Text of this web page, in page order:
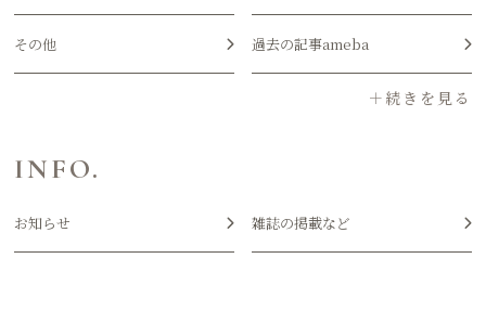
その他 過去の記事ameba
INFO.
お知らせ 雑誌の掲載など